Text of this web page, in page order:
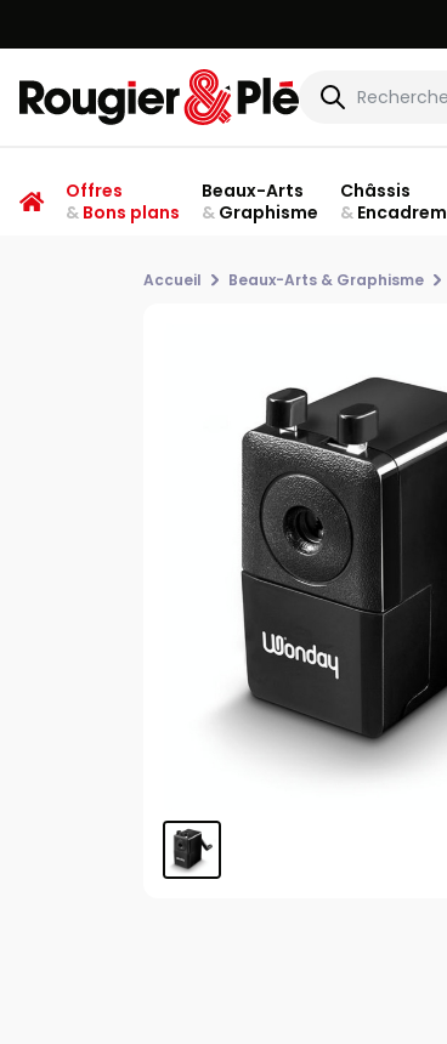
Offres
&Bons plans
Beaux-Arts
&Graphisme
Châssis
&
Accueil Beaux-Arts & Graphisme